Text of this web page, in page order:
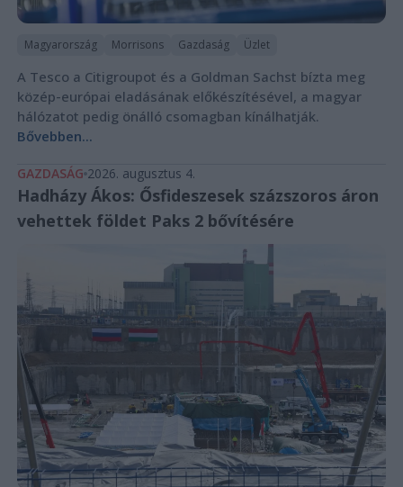
Magyarország Morrisons Gazdaság Üzlet
A Tesco a Citigroupot és a Goldman Sachst bízta meg
közép-európai eladásának előkészítésével, a magyar
hálózatot pedig önálló csomagban kínálhatják.
Bővebben...
GAZDASÁG 2026. augusztus 4.
Hadházy Ákos: Ősfideszesek százszoros áron
vehettek földet Paks 2 bővítésére